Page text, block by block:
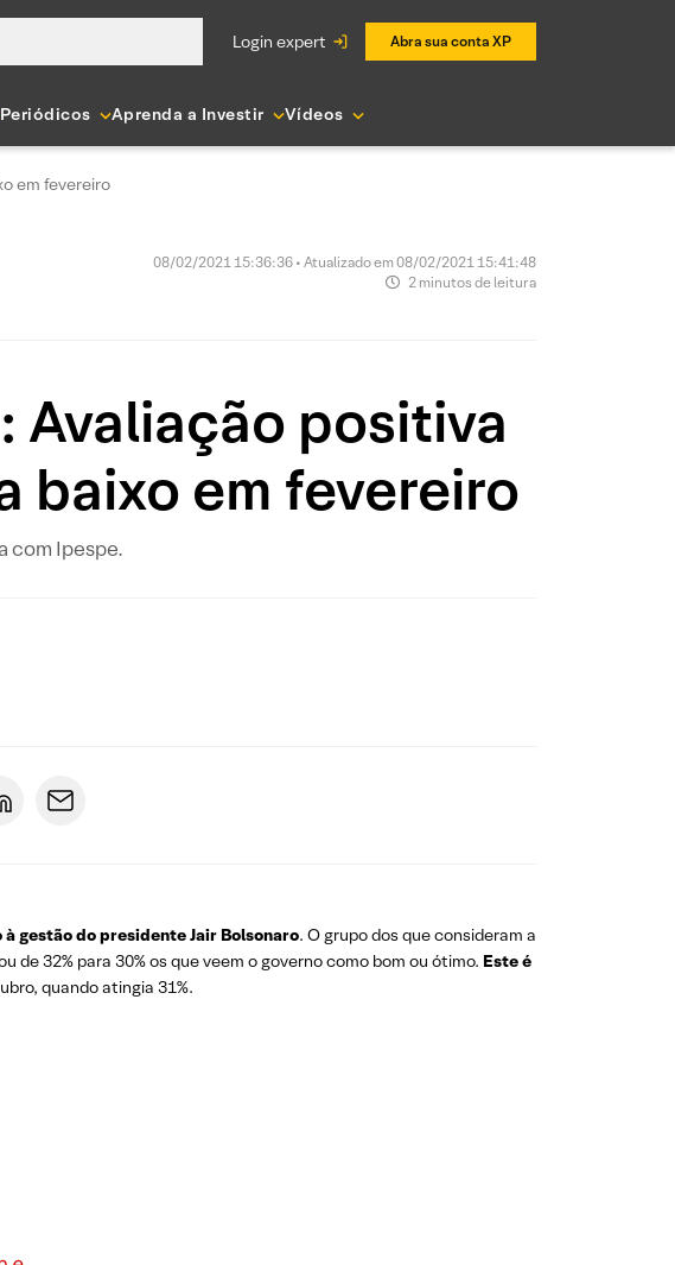
login expert Abra sua conta XP
Periódicos Aprenda a Investir Vídeos
em fevereiro
08/02/2021 15:36:36 • Atualizado em 08/02/2021 15:41:48
2 minutos de leitura
Avaliação positiva
baixo em fevereiro
com Ipespe.
gestão do presidente Jair Bolsonaro. O grupo dos que consideram a
de 32% para 30% os que veem o governo como bom ou ótimo. Este é
quando atingia 31%.